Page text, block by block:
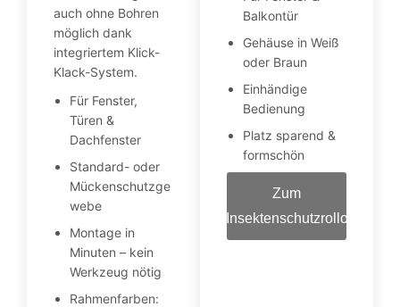
auch ohne Bohren
möglich dank
integriertem Klick-
Klack-System.
Für Fenster,
Türen &
Dachfenster
Standard- oder
Mückenschutzge
webe
Montage in
Minuten – kein
Werkzeug nötig
Rahmenfarben:
Balkontür
Gehäuse in Weiß
oder Braun
Einhändige
Bedienung
Platz sparend &
formschön
Zum
Insektenschutzrollo